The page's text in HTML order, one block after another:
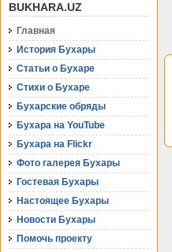
BUKHARA.UZ
Главная
История Бухары
Статьи о Бухаре
Стихи о Бухаре
Бухарские обряды
Бухара на YouTube
Бухара на Flickr
Фото галерея Бухары
Гостевая Бухары
Настоящее Бухары
Новости Бухары
Помочь проекту